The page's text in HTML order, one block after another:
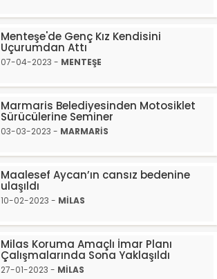
Menteşe'de Genç Kız Kendisini
Uçurumdan Attı
07-04-2023 - MENTEŞE
Marmaris Belediyesinden Motosiklet
Sürücülerine Seminer
03-03-2023 - MARMARİS
​​​​​​​Maalesef Aycan’ın cansız bedenine
ulaşıldı
10-02-2023 - MİLAS
Milas Koruma Amaçlı İmar Planı
Çalışmalarında Sona Yaklaşıldı
27-01-2023 - MİLAS